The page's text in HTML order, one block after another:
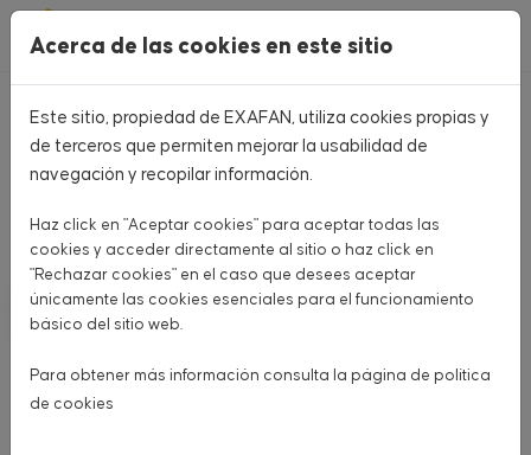
Pasar al contenido principal
Home CATÁLOGO PRODUCTOS
CATÁLOGO PRODUCTOS
Aquí encontrarás todo lo que necesitas para tu granja
AVÍCOLA PUESTA
OTROS ANIMALES
Acerca de las cookies en este sitio
Este sitio, propiedad de EXAFAN, utiliza cookies propias y
de terceros que permiten mejorar la usabilidad de
navegación y recopilar información.
Haz click en "Aceptar cookies" para aceptar todas las
cookies y acceder directamente al sitio o haz click en
"Rechazar cookies" en el caso que desees aceptar
únicamente las cookies esenciales para el funcionamiento
básico del sitio web.
Para obtener más información consulta la página de política
de cookies